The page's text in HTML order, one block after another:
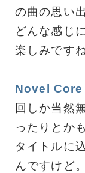
の曲の思い
どんな感じ
楽しみですね
Novel Core
回しか当然
ったりとか
タイトルに
んですけど。